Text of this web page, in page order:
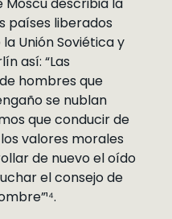
países liberados
Unión Soviética y
así: “Las
hombres que
se nublan
que conducir de
valores morales
de nuevo el oído
el consejo de